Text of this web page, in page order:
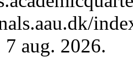
7 aug. 2026.